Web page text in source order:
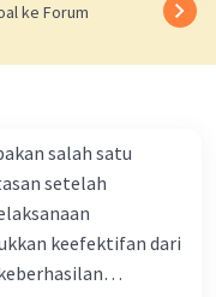
ke Forum
salah satu
setelah
keefektifan dari